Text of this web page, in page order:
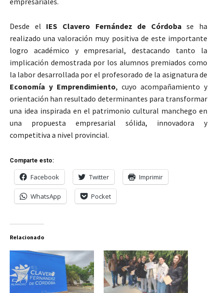
Desde el IES Clavero Fernández de Córdoba se ha
realizado una valoración muy positiva de este importante
logro académico y empresarial, destacando tanto la
implicación demostrada por los alumnos premiados como
la labor desarrollada por el profesorado de la asignatura de
Economía y Emprendimiento, cuyo acompañamiento y
orientación han resultado determinantes para transformar
una idea inspirada en el patrimonio cultural manchego en
una propuesta empresarial sólida, innovadora y
competitiva a nivel provincial.
Comparte esto:
Facebook Twitter Imprimir
WhatsApp Pocket
Relacionado